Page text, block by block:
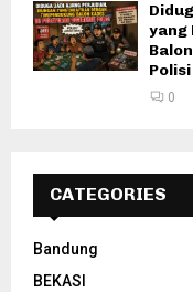
yang
Polisi
0
CATEGORIES
Bandung
BEKASI